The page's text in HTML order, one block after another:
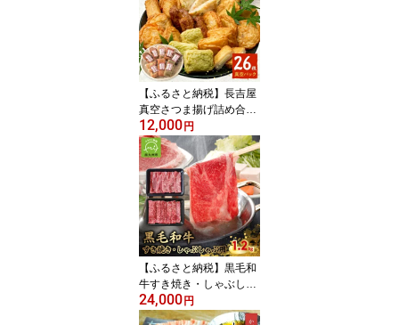
【ふるさと納税】長吉屋
真空さつま揚げ詰め合わ
せ (8種26枚)【配送不可
地域：離島】【118622
6】
12,000 円
【ふるさと納税】黒毛和
牛すき焼き・しゃぶしゃ
ぶ用1.2kg 南九州【配
送不可地域：離島】【11
24,000 円